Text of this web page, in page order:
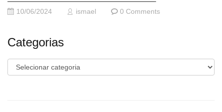
10/06/2024 ismael 0 Comments
Categorias
Categorias